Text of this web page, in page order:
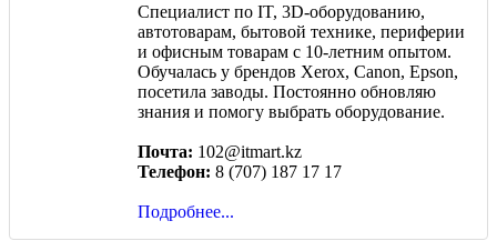
Специалист по IT, 3D-оборудованию,
автотоварам, бытовой технике, периферии
и офисным товарам с 10-летним опытом.
Обучалась у брендов Xerox, Canon, Epson,
посетила заводы. Постоянно обновляю
знания и помогу выбрать оборудование.
Почта: 102@itmart.kz
Телефон: 8 (707) 187 17 17
Подробнее...